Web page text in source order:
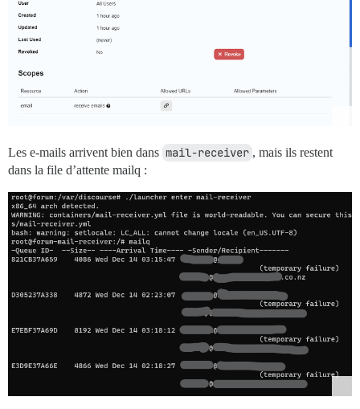
Les e-mails arrivent bien dans mail-receiver , mais ils restent
dans la file d’attente mailq :